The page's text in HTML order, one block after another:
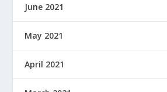
June 2021
May 2021
April 2021